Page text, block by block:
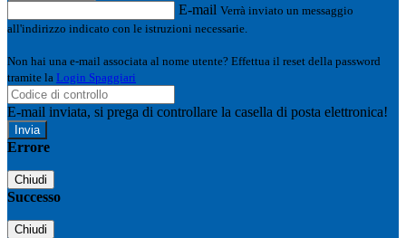
E-mail Verrà inviato un messaggio
all'indirizzo indicato con le istruzioni necessarie.
Non hai una e-mail associata al nome utente? Effettua il reset della password
tramite la Login Spaggiari
E-mail inviata, si prega di controllare la casella di posta elettronica!
Errore
Chiudi
Successo
Chiudi